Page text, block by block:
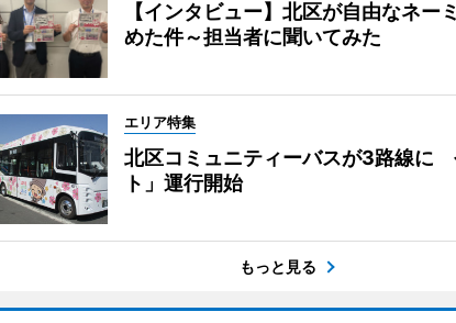
【インタビュー】北区が自由なネー
めた件～担当者に聞いてみた
エリア特集
北区コミュニティーバスが3路線に
ト」運行開始
もっと見る